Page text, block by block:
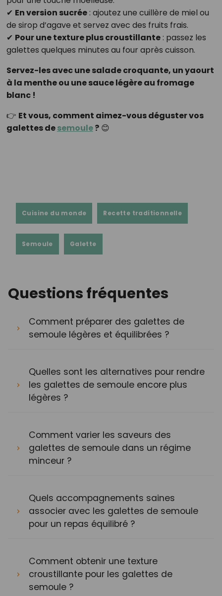
✔ En version sucrée: ajoutez une cuillère de miel ou
de sirop d’agave et servez avec des fruits frais.
✔ Pour une texture plus croustillante: passez les
galettes quelques minutes au four après cuisson.
Servez-les avec une salade croquante, un yaourt
à la menthe ou une sauce légère au fromage
blanc !
👉 Et vous, comment aimez-vous déguster vos
galettes desemoule?😊
Cuisine du monde Recette traditionnelle
Semoule Galette
Questions fréquentes
Comment préparer des galettes de
semoule légères et équilibrées ?
Quelles sont les alternatives pour rendre
les galettes de semoule encore plus
légères ?
Comment varier les saveurs des
galettes de semoule dans un régime
minceur ?
Quels accompagnements saines
associer avec les galettes de semoule
pour un repas équilibré ?
Comment obtenir une texture
croustillante pour les galettes de
semoule ?